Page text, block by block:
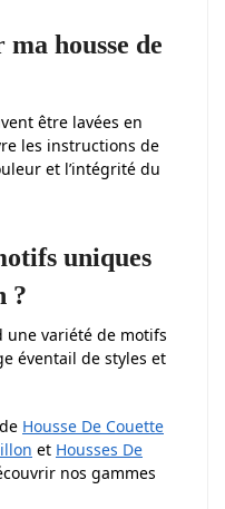
housse de
être lavées en
les instructions de
et l’intégrité du
uniques
?
une variété de motifs
éventail de styles et
Housse De Couette
et Housses De
nos gammes